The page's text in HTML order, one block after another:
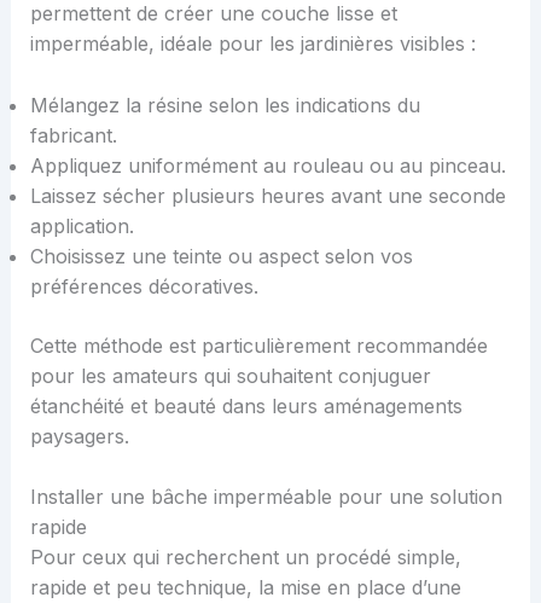
permettent de créer une couche lisse et
imperméable, idéale pour les jardinières visibles :
Mélangez la résine selon les indications du
fabricant.
Appliquez uniformément au rouleau ou au pinceau.
Laissez sécher plusieurs heures avant une seconde
application.
Choisissez une teinte ou aspect selon vos
préférences décoratives.
Cette méthode est particulièrement recommandée
pour les amateurs qui souhaitent conjuguer
étanchéité et beauté dans leurs aménagements
paysagers.
Installer une bâche imperméable pour une solution
rapide
Pour ceux qui recherchent un procédé simple,
rapide et peu technique, la mise en place d’une